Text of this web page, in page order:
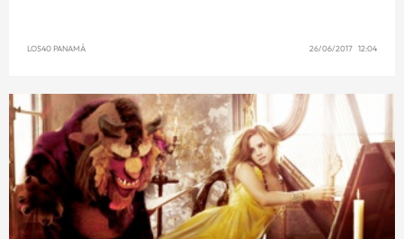
LOS40 PANAMÁ 26/06/2017 12:04